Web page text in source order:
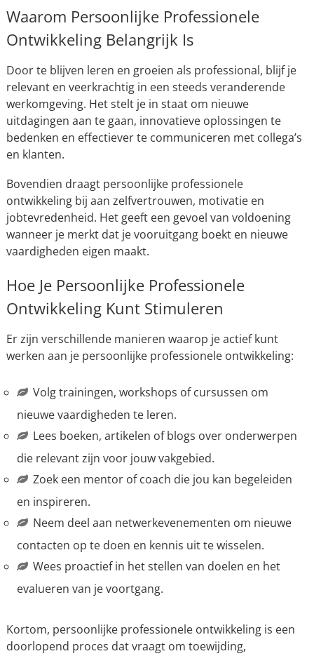
Waarom Persoonlijke Professionele
Ontwikkeling Belangrijk Is
Door te blijven leren en groeien als professional, blijf je
relevant en veerkrachtig in een steeds veranderende
werkomgeving. Het stelt je in staat om nieuwe
uitdagingen aan te gaan, innovatieve oplossingen te
bedenken en effectiever te communiceren met collega’s
en klanten.
Bovendien draagt persoonlijke professionele
ontwikkeling bij aan zelfvertrouwen, motivatie en
jobtevredenheid. Het geeft een gevoel van voldoening
wanneer je merkt dat je vooruitgang boekt en nieuwe
vaardigheden eigen maakt.
Hoe Je Persoonlijke Professionele
Ontwikkeling Kunt Stimuleren
Er zijn verschillende manieren waarop je actief kunt
werken aan je persoonlijke professionele ontwikkeling:
Volg trainingen, workshops of cursussen om
nieuwe vaardigheden te leren.
Lees boeken, artikelen of blogs over onderwerpen
die relevant zijn voor jouw vakgebied.
Zoek een mentor of coach die jou kan begeleiden
en inspireren.
Neem deel aan netwerkevenementen om nieuwe
contacten op te doen en kennis uit te wisselen.
Wees proactief in het stellen van doelen en het
evalueren van je voortgang.
Kortom, persoonlijke professionele ontwikkeling is een
doorlopend proces dat vraagt om toewijding,